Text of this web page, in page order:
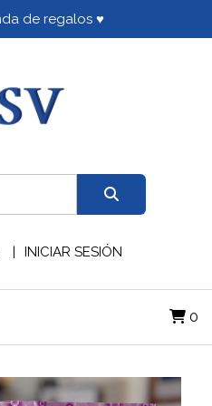
de regalos ♥
INICIAR SESIÓN
0